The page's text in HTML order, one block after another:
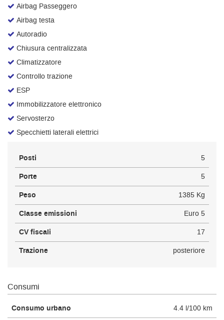
Airbag Passeggero
Airbag testa
Autoradio
Chiusura centralizzata
Climatizzatore
Controllo trazione
ESP
Immobilizzatore elettronico
Servosterzo
Specchietti laterali elettrici
Posti 5
Porte 5
Peso 1385 Kg
Classe emissioni Euro 5
CV fiscali 17
Trazione posteriore
Consumi
Consumo urbano 4.4 l/100 km